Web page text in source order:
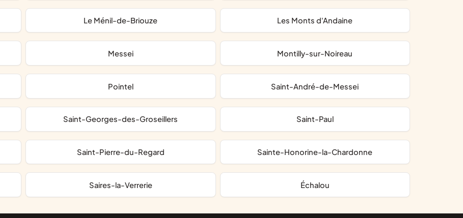
Le Ménil-de-Briouze Les Monts d'Andaine
Messei Montilly-sur-Noireau
Pointel Saint-André-de-Messei
Saint-Georges-des-Groseillers Saint-Paul
Saint-Pierre-du-Regard Sainte-Honorine-la-Chardonne
Saires-la-Verrerie Échalou